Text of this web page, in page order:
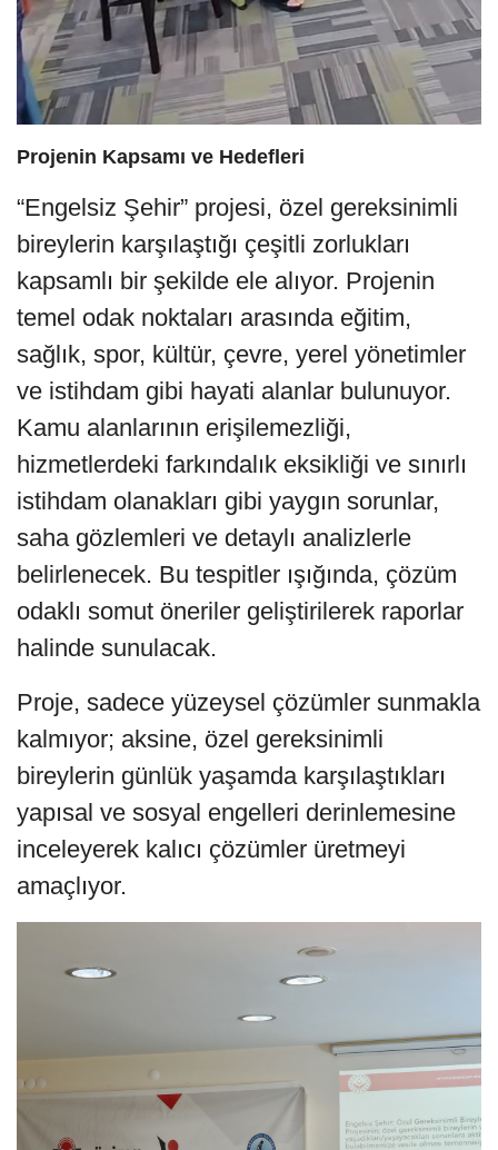
Projenin Kapsamı ve Hedefleri
“Engelsiz Şehir” projesi, özel gereksinimli
bireylerin karşılaştığı çeşitli zorlukları
kapsamlı bir şekilde ele alıyor. Projenin
temel odak noktaları arasında eğitim,
sağlık, spor, kültür, çevre, yerel yönetimler
ve istihdam gibi hayati alanlar bulunuyor.
Kamu alanlarının erişilemezliği,
hizmetlerdeki farkındalık eksikliği ve sınırlı
istihdam olanakları gibi yaygın sorunlar,
saha gözlemleri ve detaylı analizlerle
belirlenecek. Bu tespitler ışığında, çözüm
odaklı somut öneriler geliştirilerek raporlar
halinde sunulacak.
Proje, sadece yüzeysel çözümler sunmakla
kalmıyor; aksine, özel gereksinimli
bireylerin günlük yaşamda karşılaştıkları
yapısal ve sosyal engelleri derinlemesine
inceleyerek kalıcı çözümler üretmeyi
amaçlıyor.